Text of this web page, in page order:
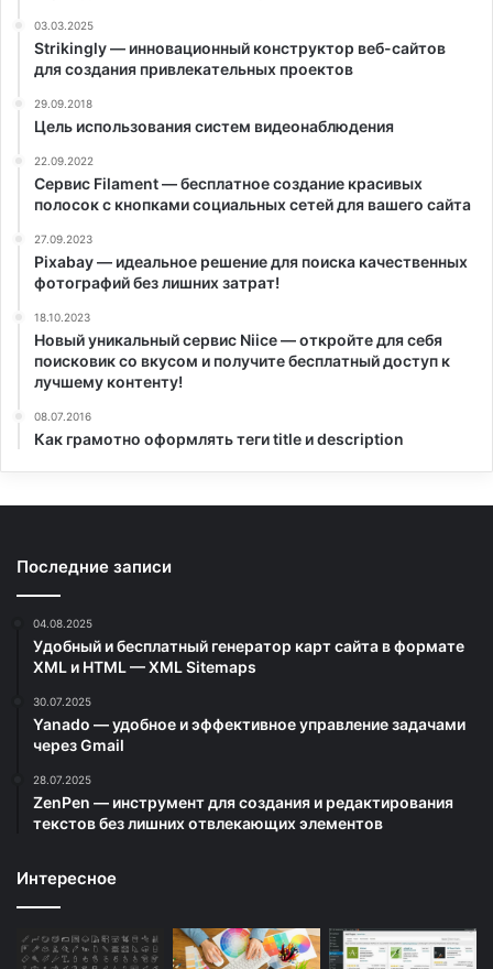
03.03.2025
Strikingly — инновационный конструктор веб-сайтов
для создания привлекательных проектов
29.09.2018
Цель использования систем видеонаблюдения
22.09.2022
Сервис Filament — бесплатное создание красивых
полосок с кнопками социальных сетей для вашего сайта
27.09.2023
Pixabay — идеальное решение для поиска качественных
фотографий без лишних затрат!
18.10.2023
Новый уникальный сервис Niice — откройте для себя
поисковик со вкусом и получите бесплатный доступ к
лучшему контенту!
08.07.2016
Как грамотно оформлять теги title и description
Последние записи
04.08.2025
Удобный и бесплатный генератор карт сайта в формате
XML и HTML — XML Sitemaps
30.07.2025
Yanado — удобное и эффективное управление задачами
через Gmail
28.07.2025
ZenPen — инструмент для создания и редактирования
текстов без лишних отвлекающих элементов
Интересное